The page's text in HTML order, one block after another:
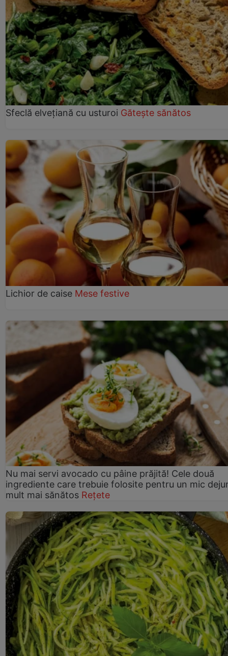
Sfeclă elvețiană cu usturoi Gătește sănătos
Lichior de caise Mese festive
Nu mai servi avocado cu pâine prăjită! Cele două
ingrediente care trebuie folosite pentru un mic
mult mai sănătos Rețete